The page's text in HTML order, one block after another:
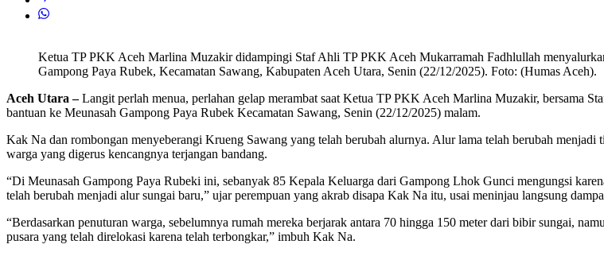
Ketua TP PKK Aceh Marlina Muzakir didampingi Staf Ahli TP PKK Aceh Mukarramah Fadhlullah
Gampong Paya Rubek, Kecamatan Sawang, Kabupaten Aceh Utara, Senin (22/12/2025). Foto: (Humas Aceh).
Aceh Utara –Langit perlah menua, perlahan gelap merambat saat Ketua TP PKK Aceh Marlina Muzakir, bersama
bantuan ke Meunasah Gampong Paya Rubek Kecamatan Sawang, Senin (22/12/2025) malam.
Kak Na dan rombongan menyeberangi Krueng Sawang yang telah berubah alurnya. Alur lama telah berubah
warga yang digerus kencangnya terjangan bandang.
“Di Meunasah Gampong Paya Rubeki ini, sebanyak 85 Kepala Keluarga dari Gampong Lhok Gunci mengungsi
telah berubah menjadi alur sungai baru,” ujar perempuan yang akrab disapa Kak Na itu, usai meninjau langsung
“Berdasarkan penuturan warga, sebelumnya rumah mereka berjarak antara 70 hingga 150 meter dari bibir sungai,
pusara yang telah direlokasi karena telah terbongkar,” imbuh Kak Na.